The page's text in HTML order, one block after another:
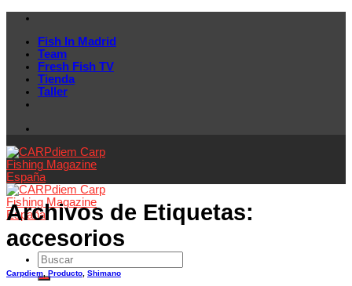
Skip
contentFish In Madrid
Team
Fresh Fish TV
Tienda
Taller
Archivos de Etiquetas:
accesorios
Carpdiem, Producto, Shimano